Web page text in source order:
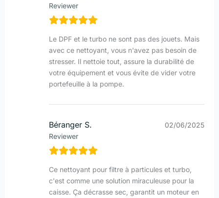
Reviewer
Le DPF et le turbo ne sont pas des jouets. Mais
avec ce nettoyant, vous n'avez pas besoin de
stresser. Il nettoie tout, assure la durabilité de
votre équipement et vous évite de vider votre
portefeuille à la pompe.
Béranger S.
Reviewer
02/06/2025
Ce nettoyant pour filtre à particules et turbo,
c'est comme une solution miraculeuse pour la
caisse. Ça décrasse sec, garantit un moteur en